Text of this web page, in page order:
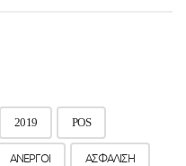
2019 POS
ΑΝΕΡΓΟΙ ΑΣΦΑΛΙΣΗ